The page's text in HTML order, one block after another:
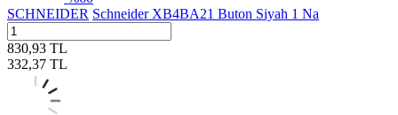
SCHNEIDER Schneider XB4BA21 Buton Siyah 1 Na
830,93 TL
332,37 TL